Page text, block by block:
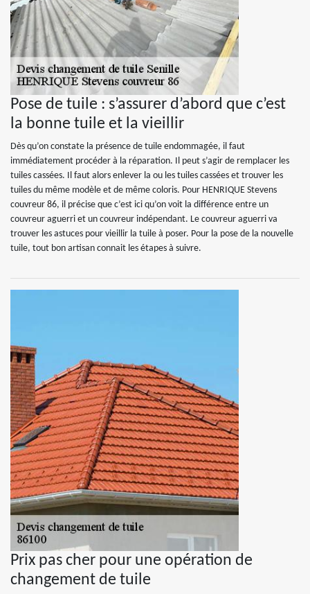
Pose de tuile : s’assurer d’abord que c’est
la bonne tuile et la vieillir
Dès qu’on constate la présence de tuile endommagée, il faut
immédiatement procéder à la réparation. Il peut s’agir de remplacer les
tuiles cassées. Il faut alors enlever la ou les tuiles cassées et trouver les
tuiles du même modèle et de même coloris. Pour HENRIQUE Stevens
couvreur 86, il précise que c’est ici qu’on voit la différence entre un
couvreur aguerri et un couvreur indépendant. Le couvreur aguerri va
trouver les astuces pour vieillir la tuile à poser. Pour la pose de la nouvelle
tuile, tout bon artisan connait les étapes à suivre.
Prix pas cher pour une opération de
changement de tuile